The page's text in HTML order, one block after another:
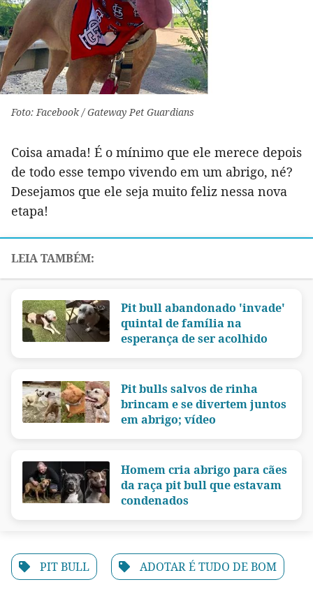
Foto: Facebook / Gateway Pet Guardians
Coisa amada! É o mínimo que ele merece depois
de todo esse tempo vivendo em um abrigo, né?
Desejamos que ele seja muito feliz nessa nova
etapa!
Pit bull abandonado 'invade'
quintal de família na
esperança de ser acolhido
Pit bulls salvos de rinha
brincam e se divertem juntos
em abrigo; vídeo
Homem cria abrigo para cães
da raça pit bull que estavam
condenados
PIT BULL ADOTAR É TUDO DE BOM